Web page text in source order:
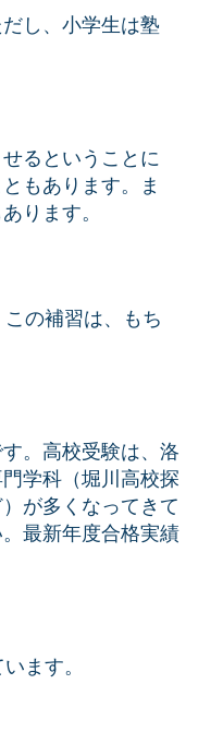
し、小学生は塾
るということに
もあります。ま
ります。
の補習は、もち
。高校受験は、洛
学科（堀川高校探
が多くなってきて
最新年度合格実績
ます。